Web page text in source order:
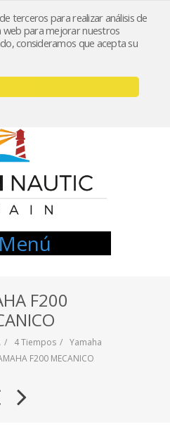
terceros para realizar análisis de
web para mejorar nuestros
consideramos que acepta su
Mi cuenta
// 654999333
Menú
F200
4 Tiempos
Yamaha
F200 MECANICO